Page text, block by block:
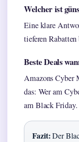
Welcher ist
Eine klare
tieferen
Beste Deals
Amazons Cyber
das: Wer am
am Black Friday.
Fazit:Der